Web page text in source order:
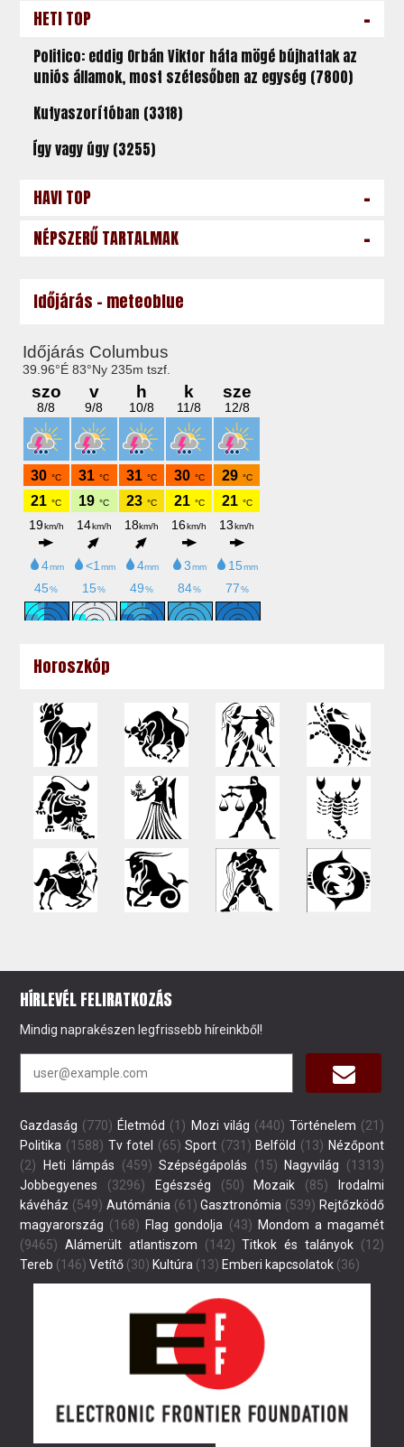
HETI TOP -
Politico: eddig Orbán Viktor háta mögé bújhattak az
uniós államok, most szétesőben az egység (7800)
Kutyaszorítóban (3318)
Így vagy úgy (3255)
HAVI TOP -
NÉPSZERŰ TARTALMAK -
Időjárás - meteoblue
Horoszkóp
HÍRLEVÉL FELIRATKOZÁS
Mindig naprakészen legfrissebb híreinkből!
Gazdaság (770) Életmód (1) Mozi világ (440) Történelem (21)
Politika (1588) Tv fotel (65) Sport (731) Belföld (13) Nézőpont
(2)
Heti lámpás (459) Szépségápolás (15) Nagyvilág (1313)
Jobbegyenes (3296) Egészség (50) Mozaik (85)
Irodalmi
kávéház (549) Autómánia (61) Gasztronómia (539) Rejtőzködő
magyarország (168) Flag gondolja (43) Mondom a magamét
(9465) Alámerült atlantiszom (142) Titkok és talányok(12)
Tereb (146) Vetítő (30) Kultúra (13) Emberi kapcsolatok (36)